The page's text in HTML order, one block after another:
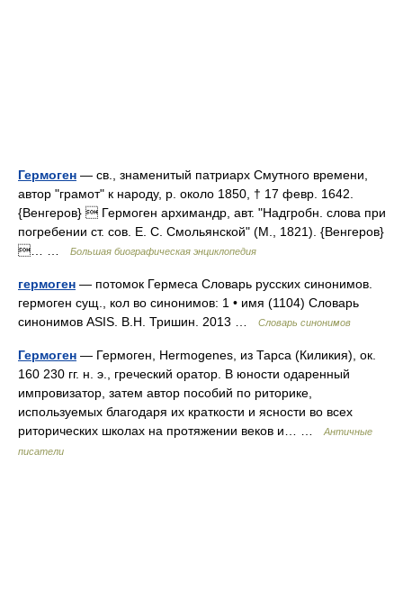
Гермоген — св., знаменитый патриарх Смутного времени,
автор "грамот" к народу, р. около 1850, † 17 февр. 1642.
{Венгеров}  Гермоген архимандр, авт. "Надгробн. слова при
погребении ст. сов. Е. С. Смольянской" (М., 1821). {Венгеров}
… …
Большая биографическая энциклопедия
гермоген — потомок Гермеса Словарь русских синонимов.
гермоген сущ., кол во синонимов: 1 • имя (1104) Словарь
синонимов ASIS. В.Н. Тришин. 2013 …
Словарь синонимов
Гермоген — Гермоген, Hermogenes, из Тарса (Киликия), ок.
160 230 гг. н. э., греческий оратор. В юности одаренный
импровизатор, затем автор пособий по риторике,
используемых благодаря их краткости и ясности во всех
риторических школах на протяжении веков и… …
Античные
писатели